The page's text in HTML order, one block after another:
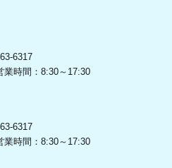
6317
時間：8:30～17:30
6317
時間：8:30～17:30